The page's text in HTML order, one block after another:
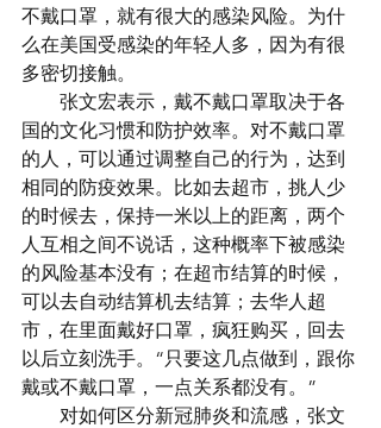
不戴口罩，就有很大的感染风险。为什
么在美国受感染的年轻人多，因为有很
多密切接触。
张文宏表示，戴不戴口罩取决于各
国的文化习惯和防护效率。对不戴口罩
的人，可以通过调整自己的行为，达到
相同的防疫效果。比如去超市，挑人少
的时候去，保持一米以上的距离，两个
人互相之间不说话，这种概率下被感染
的风险基本没有；在超市结算的时候，
可以去自动结算机去结算；去华人超
市，在里面戴好口罩，疯狂购买，回去
以后立刻洗手。“只要这几点做到，跟你
戴或不戴口罩，一点关系都没有。”
对如何区分新冠肺炎和流感，张文